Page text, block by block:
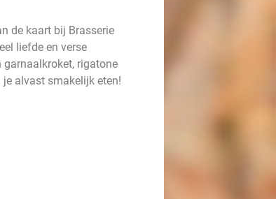
de kaart bij Brasserie
liefde en verse
garnaalkroket, rigatone
alvast smakelijk eten!